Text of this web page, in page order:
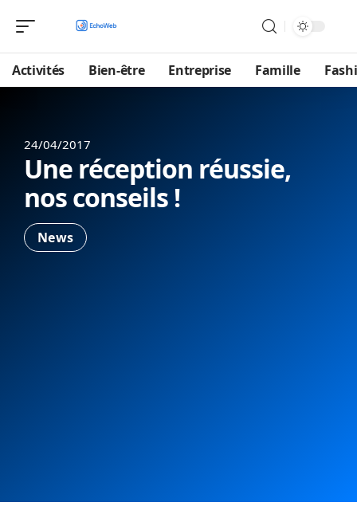
Activités Bien-être Entreprise Famille
24/04/2017
Une réception réussie,
nos conseils !
News